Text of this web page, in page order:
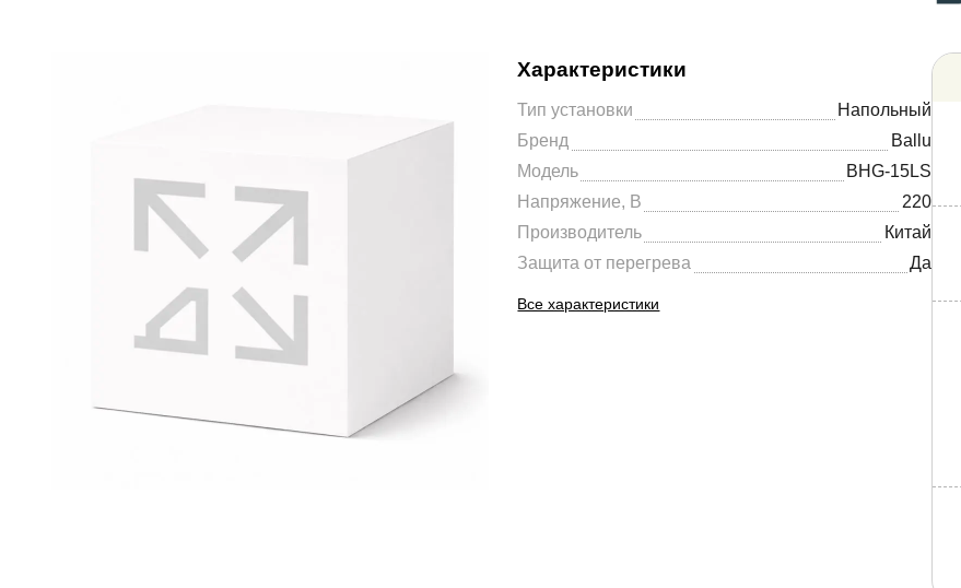
Характеристики
Тип установки
Напольный
Бренд
Ballu
Модель
BHG-15LS
Напряжение, В
220
Производитель
Китай
Защита от перегрева
Да
Все характеристики